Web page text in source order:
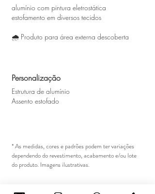
alumínio com pintura eletrostática
estofamento em diversos tecidos
🌧 Produto para área externa descoberta
Personalização
Estrutura de alumínio
Assento estofado
* As medidas, cores e padrões podem ter variações
dependendo do revestimento, acabamento e/ou lote
do produto. Imagens ilustrativas.